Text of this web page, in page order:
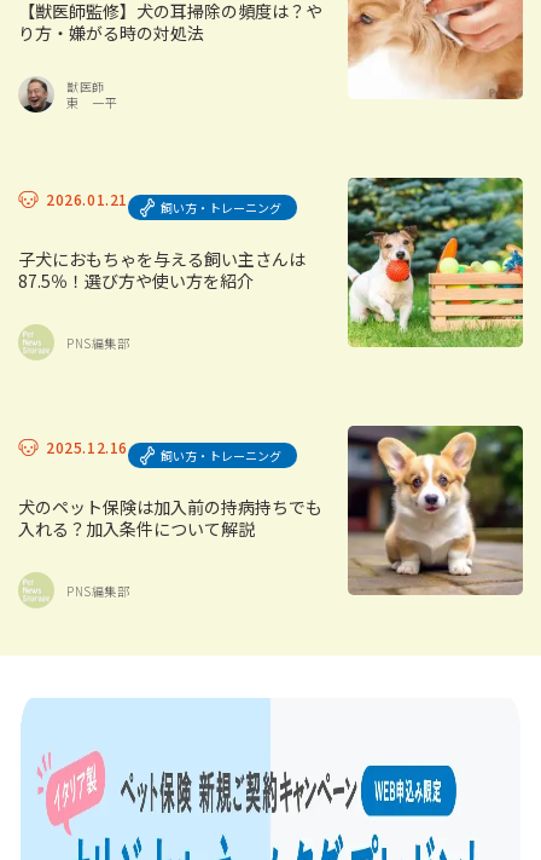
【獣医師監修】犬の耳掃除の頻度は？や
り方・嫌がる時の対処法
獣医師
東 一平
2026.01.21 飼い方・トレーニング
子犬におもちゃを与える飼い主さんは
87.5％！選び方や使い方を紹介
PNS編集部
2025.12.16 飼い方・トレーニング
犬のペット保険は加入前の持病持ちでも
入れる？加入条件について解説
PNS編集部